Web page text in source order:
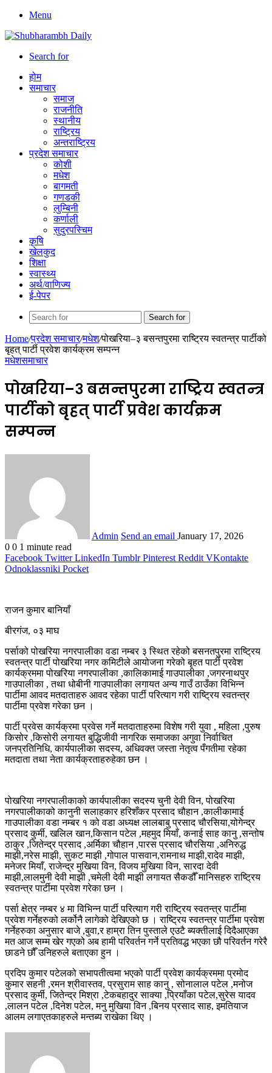
Menu
Search for
होम
समाचार
समाज
राजनीति
स्थानीय
राष्ट्रिय
अन्तराष्ट्रिय
प्रदेश समाचार
कोशी
मधेश
बागमती
गणडकी
लुम्बिनी
कर्णाली
सुदुरपस्चिम
कृषि
खेलकुद
शिक्षा
स्वास्थ्य
अर्थ/वाणिज्य
ई-पेपर
Search for
Home/प्रदेश समाचार/मधेश/पोखरिया–३ बसन्तपुरमा राष्ट्रिय स्वतन्त्र पार्टीको
बृहत् पार्टी प्रवेश कार्यक्रम सम्पन्न
मधेशसमाचार
पोखरिया–३ बसन्तपुरमा राष्ट्रिय स्वतन्त्र
पार्टीको बृहत् पार्टी प्रवेश कार्यक्रम
सम्पन्न
Admin Send an email January 17, 2026
0 0 1 minute read
Facebook Twitter LinkedIn Tumblr Pinterest Reddit VKontakte
Odnoklassniki Pocket
राजन कुमार बानियाँ
बीरगंज, ०३ माघ
पर्साको पोखरिया नगरपालीका वडा नम्बर ३ स्थित रहेको बसनतपुरमा राष्ट्रिय
स्वतन्त्र पार्टी पोखरिया नगर कमिटीले आयोजना गरेको बृहत पार्टी प्रवेश
कार्यक्रममा पोखरिया नगरपालीका ,कालिकामाई गाउपालीका ,जगरनाथपुर
गाउपालीका , तथा धोबीनी गाउपालीका लगायत अन्य गाउँ ठाउँका विभिन्न
पार्टीमा आवद मतदाताहरु आवद रहेका पार्टी परित्याग गरी राष्ट्रिय स्वतन्त्र
पार्टीमा प्रवेश गरेका छन ।
पार्टी प्रवेस कार्यक्रमा प्रवेस गर्ने मतदाताहरुमा विशेष गरी युवा , महिला ,पुरुष
किसोर ,किसोरी लगायत बुद्धिजीवी नागरिक समाजका अगुवा निर्वाचित
जनप्रतिनिधि, कार्यपालीका सदस्य, अधिवक्त जस्ता नेतृत्व पँगतीमा रहेका
मतदाता तथा नेता कार्यक्रताहरुहेका छन ।
पोखरिया नगरपालीकाको कार्यपालीका सदस्य चुनी देवी विन, पोखरिया
नगरपालीकाको कानुनी सलाहकार हरिशँकर प्रसाद चौहान ,कालीकामाई
गाउपालीका वडा नम्बर १ को वडा अध्यक्ष लालबाबु प्रसाद चौरसिया,योगेन्द्र
प्रसाद कुर्मी, खलिल खान,किसान पटेल ,महमुद मियाँ, कनाई साह कानु ,सन्तोष
ठाकुर ,जितेन्द्र प्रसाद ,अर्मिका चौहान ,पारस प्रसाद चौरसिया ,अनिरुद्ध
माझी,नरेस माझी, सुकट माझी ,गोपाल पासवान,रामनाथ माझी,रादेव माझी,
मनेजर मियाँ, राजेन्द्र मुखिया विन, विजय मुखिया विन, सारदा देवी
माझी,लालमुनी देवी माझी ,चमेली देवी माझी लगायत सैकडौँ मानिसहरु राष्ट्रिय
स्वतन्त्र पार्टीमा प्रवेश गरेका छन ।
पर्सा क्षेत्र नम्बर ४ मा विभिन्न पार्टी परित्याग गरी राष्ट्रिय स्वतन्त्र पार्टीमा
प्रवेश गर्नेहरुको लर्कोनै लागेको देखिएको छ । राष्ट्रिय स्वतन्त्र पार्टीमा प्रवेश
गर्नेहरुका अनुसार बाजे ,बुवा,र हाम्रा तिन पुस्ताले एउटै ब्यक्तीलाई दिदैआएका
मत आज सम्म खेर गएको अब हामी परिवर्तन गर्ने प्रतिवद्ध भएका छौ परिवर्तन गरेरै
छाडने छौँ उनिहरुले बताएका हुन ।
प्रदिप कुमार पटेलको सभापतीत्वमा भएको पार्टी प्रवेश कार्यक्रममा प्रमोद
कुमार सहनी ,रमन श्रीवास्तव, प्रसुराम साह कानु , सोनालाल पटेल ,मनोज
प्रसाद कुर्मी, जितेन्द्र मिश्रा ,टेकबहादुर साक्या ,प्रियाँका पटेल,सुरेस यादव
,लालन पटेल ,दिनेश पटेल, मनु मुखिया विन ,बिनय प्रसाद साह, इमतियाज
आलम लगाएतकाहरुले मन्तब्य राखेका थिए ।